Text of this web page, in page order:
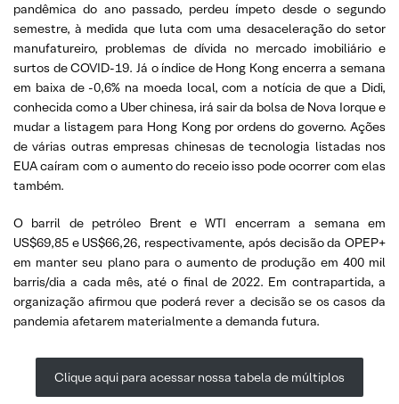
pandêmica do ano passado, perdeu ímpeto desde o segundo
semestre, à medida que luta com uma desaceleração do setor
manufatureiro, problemas de dívida no mercado imobiliário e
surtos de COVID-19. Já o índice de Hong Kong encerra a semana
em baixa de -0,6% na moeda local, com a notícia de que a Didi,
conhecida como a Uber chinesa, irá sair da bolsa de Nova Iorque e
mudar a listagem para Hong Kong por ordens do governo. Ações
de várias outras empresas chinesas de tecnologia listadas nos
EUA caíram com o aumento do receio isso pode ocorrer com elas
também.
O barril de petróleo Brent e WTI encerram a semana em
US$69,85 e US$66,26, respectivamente, após decisão da OPEP+
em manter seu plano para o aumento de produção em 400 mil
barris/dia a cada mês, até o final de 2022. Em contrapartida, a
organização afirmou que poderá rever a decisão se os casos da
pandemia afetarem materialmente a demanda futura.
Clique aqui para acessar nossa tabela de múltiplos